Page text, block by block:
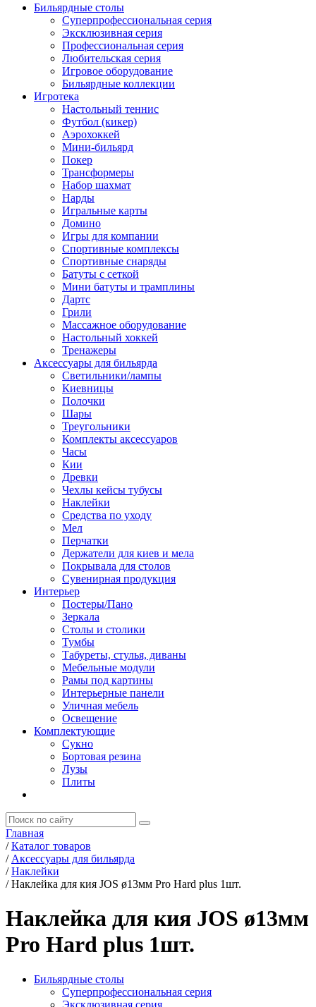
Бильярдные столы
Суперпрофессиональная серия
Эксклюзивная серия
Профессиональная серия
Любительская серия
Игровое оборудование
Бильярдные коллекции
Игротека
Настольный теннис
Футбол (кикер)
Аэрохоккей
Мини-бильярд
Покер
Трансформеры
Набор шахмат
Нарды
Игральные карты
Домино
Игры для компании
Спортивные комплексы
Спортивные снаряды
Батуты с сеткой
Мини батуты и трамплины
Дартс
Грили
Массажное оборудование
Настольный хоккей
Тренажеры
Аксессуары для бильярда
Светильники/лампы
Киевницы
Полочки
Шары
Треугольники
Комплекты аксессуаров
Часы
Кии
Древки
Чехлы кейсы тубусы
Наклейки
Средства по уходу
Мел
Перчатки
Держатели для киев и мела
Покрывала для столов
Сувенирная продукция
Интерьер
Постеры/Пано
Зеркала
Столы и столики
Тумбы
Табуреты, стулья, диваны
Мебельные модули
Рамы под картины
Интерьерные панели
Уличная мебель
Освещение
Комплектующие
Сукно
Бортовая резина
Лузы
Плиты
Главная
/ Каталог товаров
/ Аксессуары для бильярда
/ Наклейки
/ Наклейка для кия JOS ø13мм Pro Hard plus 1шт.
Наклейка для кия JOS ø13мм
Pro Hard plus 1шт.
Бильярдные столы
Суперпрофессиональная серия
Эксклюзивная серия